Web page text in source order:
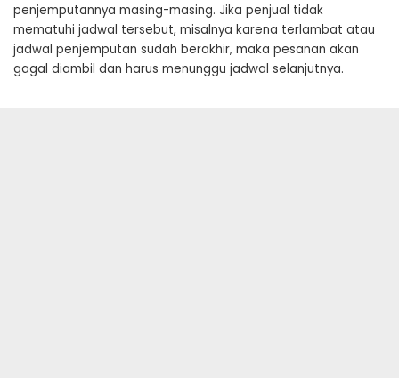
penjemputannya masing-masing. Jika penjual tidak
mematuhi jadwal tersebut, misalnya karena terlambat atau
jadwal penjemputan sudah berakhir, maka pesanan akan
gagal diambil dan harus menunggu jadwal selanjutnya.